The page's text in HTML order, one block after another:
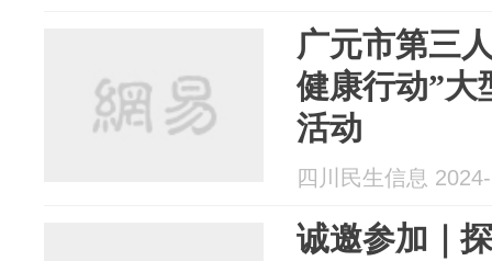
广元市第三
健康行动”大
活动
四川民生信息
诚邀参加｜